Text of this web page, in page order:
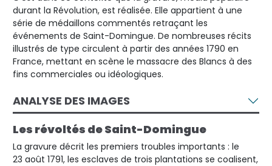
durant la Révolution, est réalisée. Elle appartient à une
série de médaillons commentés retraçant les
événements de Saint-Domingue. De nombreuses récits
illustrés de type circulent à partir des années 1790 en
France, mettant en scène le massacre des Blancs à des
fins commerciales ou idéologiques.
ANALYSE DES IMAGES
Les révoltés de Saint-Domingue
La gravure décrit les premiers troubles importants : le
23 août 1791, les esclaves de trois plantations se coalisent,